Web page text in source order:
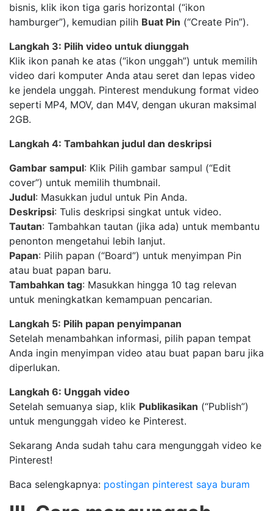
bisnis, klik ikon tiga garis horizontal (“ikon
hamburger”), kemudian pilih Buat Pin (“Create Pin”).
Langkah 3: Pilih video untuk diunggah
Klik ikon panah ke atas (“ikon unggah”) untuk memilih
video dari komputer Anda atau seret dan lepas video
ke jendela unggah. Pinterest mendukung format video
seperti MP4, MOV, dan M4V, dengan ukuran maksimal
2GB.
Langkah 4: Tambahkan judul dan deskripsi
Gambar sampul: Klik Pilih gambar sampul (“Edit
cover”) untuk memilih thumbnail.
Judul: Masukkan judul untuk Pin Anda.
Deskripsi: Tulis deskripsi singkat untuk video.
Tautan: Tambahkan tautan (jika ada) untuk membantu
penonton mengetahui lebih lanjut.
Papan: Pilih papan (“Board”) untuk menyimpan Pin
atau buat papan baru.
Tambahkan tag: Masukkan hingga 10 tag relevan
untuk meningkatkan kemampuan pencarian.
Langkah 5: Pilih papan penyimpanan
Setelah menambahkan informasi, pilih papan tempat
Anda ingin menyimpan video atau buat papan baru jika
diperlukan.
Langkah 6: Unggah video
Setelah semuanya siap, klik Publikasikan (“Publish”)
untuk mengunggah video ke Pinterest.
Sekarang Anda sudah tahu cara mengunggah video ke
Pinterest!
Baca selengkapnya: postingan pinterest saya buram